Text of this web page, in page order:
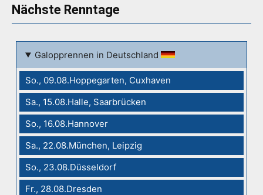
Nächste Renntage
Galopprennen in Deutschland
So., 09.08.Hoppegarten, Cuxhaven
Sa., 15.08.Halle, Saarbrücken
So., 16.08.Hannover
Sa., 22.08.München, Leipzig
So., 23.08.Düsseldorf
Fr., 28.08.Dresden